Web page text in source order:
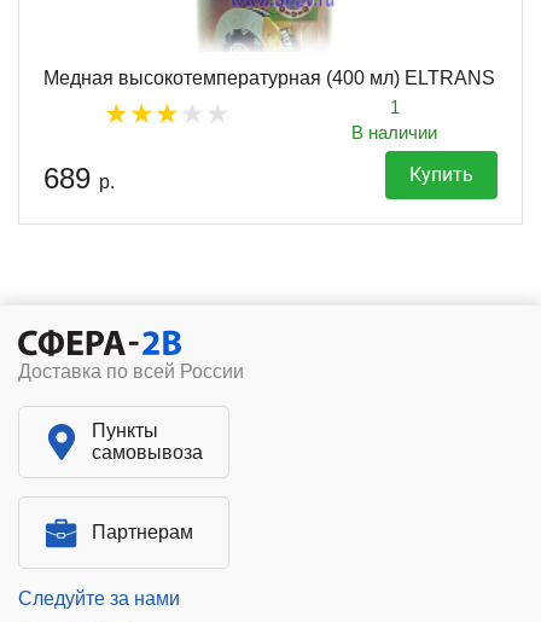
Медная высокотемпературная (400 мл) ELTRANS
1
В наличии
689 р. Купить
Доставка по всей России
Пункты
самовывоза
Партнерам
Следуйте за нами